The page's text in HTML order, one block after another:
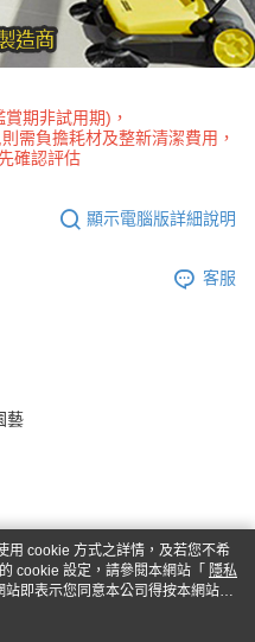
期非試用期)，
需負擔耗材及整新清潔費用，
確認評估
顯示電腦版詳細說明
客服
藝
用 cookie 方式之詳情，及若您不希
cookie 設定，請參閱本網站「 隱私
即表示您同意本公司得按本網站使